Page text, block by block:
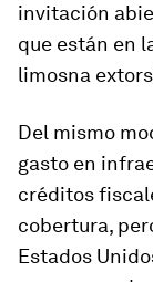
invitación
que están en
limosna
Del mismo
gasto en
créditos
cobertura,
Estados